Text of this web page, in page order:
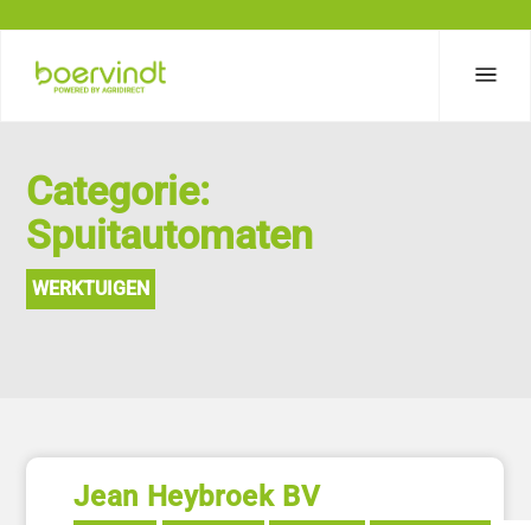
Categorie:
Spuitautomaten
WERKTUIGEN
Jean Heybroek BV